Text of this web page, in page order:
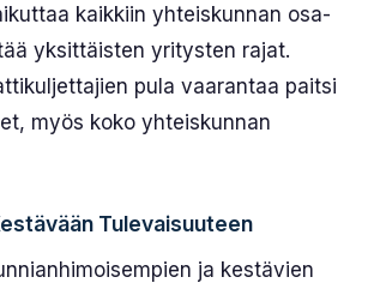
kaikkiin yhteiskunnan osa-
yksittäisten yritysten rajat.
pula vaarantaa paitsi
myös koko yhteiskunnan
Tulevaisuuteen
ja kestävien